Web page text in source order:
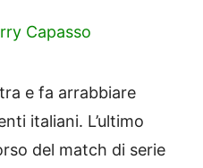
Capasso
e fa arrabbiare
italiani. L’ultimo
del match di serie